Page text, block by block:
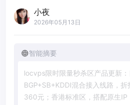
小夜
2026年05月13日
智能摘要
locvps限时限量秒杀区产品更新 ：
BGP+SB+KDDI混合接 入线路 ， 折
360元 ； 香港标准区 ， 搭配原生IP